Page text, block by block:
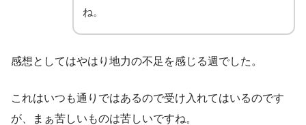
ね。
感想としてはやはり地力の不足を感じる週でした。
これはいつも通りではあるので受け入れてはいるのです
が、まぁ苦しいものは苦しいですね。